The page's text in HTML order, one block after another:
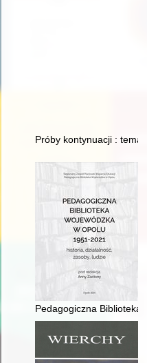
Próby kontynuacji :
Pedagogiczna Biblioteka